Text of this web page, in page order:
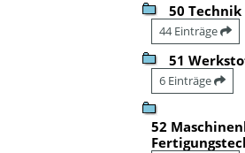
50
44 Einträge
51
6 Einträge
52